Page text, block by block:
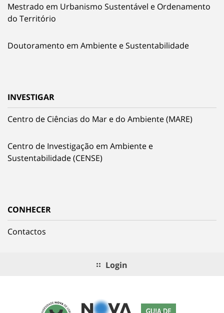
Mestrado em Urbanismo Sustentável e Ordenamento
do Território
Doutoramento em Ambiente e Sustentabilidade
INVESTIGAR
Centro de Ciências do Mar e do Ambiente (MARE)
Centro de Investigação em Ambiente e
Sustentabilidade (CENSE)
CONHECER
Contactos
Login